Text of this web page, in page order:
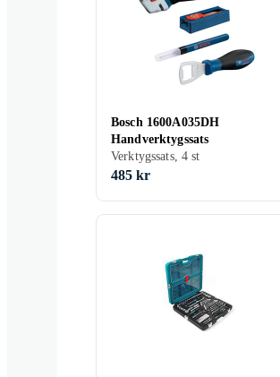
Bosch 1600A035DH
Handverktygssats
Verktygssats, 4 st
485 kr